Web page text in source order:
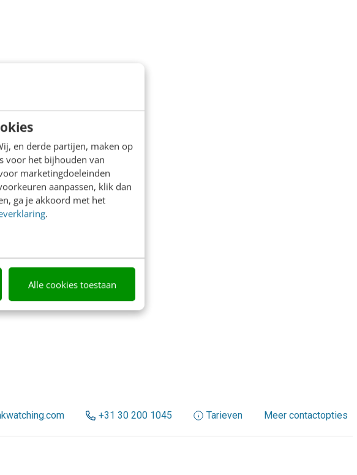
en derde partijen, maken op
voor het bijhouden van
marketingdoeleinden
aanpassen, klik dan
ga je akkoord met het
.
Alle cookies toestaan
+31 30 200 1045 Tarieven Meer contactopties